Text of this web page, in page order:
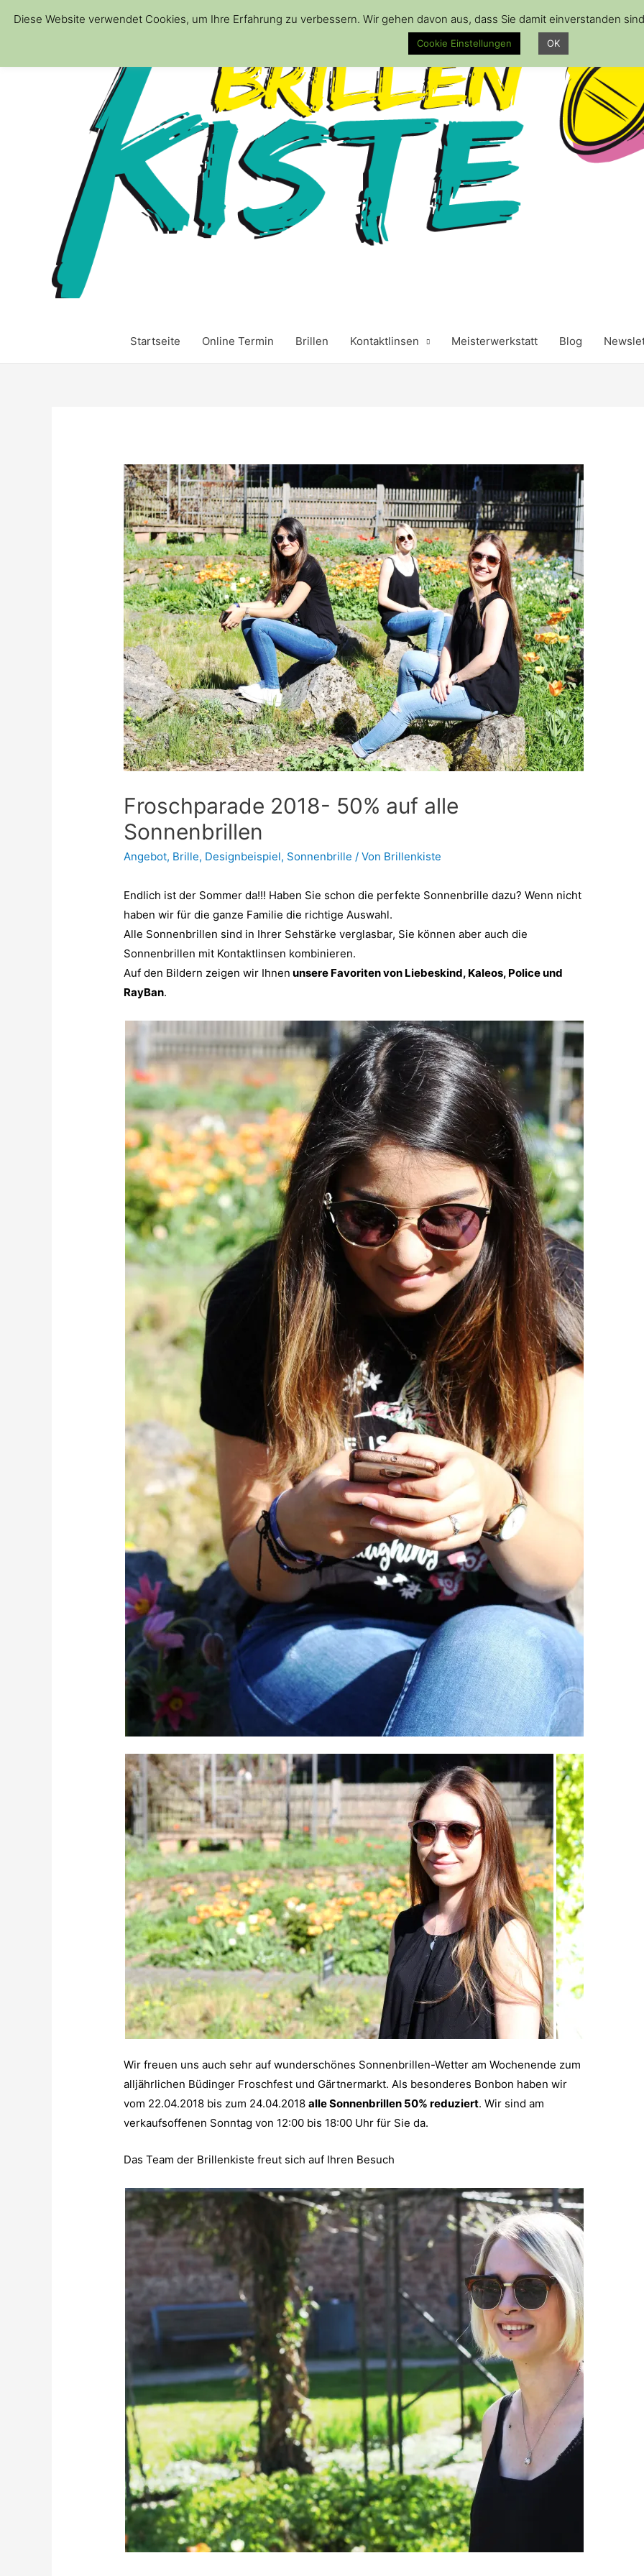
Startseite Online Termin Brillen Kontaktlinsen Meisterwerkstatt Blog
Froschparade 2018- 50% auf alle
Sonnenbrillen
Angebot, Brille, Designbeispiel, Sonnenbrille / Von Brillenkiste
Endlich ist der Sommer da!!! Haben Sie schon die perfekte Sonnenbrille dazu? Wenn nicht
haben wir für die ganze Familie die richtige Auswahl.
Alle Sonnenbrillen sind in Ihrer Sehstärke verglasbar, Sie können aber auch die
Sonnenbrillen mit Kontaktlinsen kombinieren.
Auf den Bildern zeigen wir Ihnen unsere Favoriten von Liebeskind, Kaleos, Police und
RayBan.
Wir freuen uns auch sehr auf wunderschönes Sonnenbrillen-Wetter am Wochenende zum
alljährlichen Büdinger Froschfest und Gärtnermarkt. Als besonderes Bonbon haben wir
vom 22.04.2018 bis zum 24.04.2018alle Sonnenbrillen 50% reduziert. Wir sind am
verkaufsoffenen Sonntag von 12:00 bis 18:00 Uhr für Sie da.
Das Team der Brillenkiste freut sich auf Ihren Besuch
Diese Website verwendet Cookies, um Ihre Erfahrung zu verbessern. Wir gehen davon aus, dass Sie damit einverstanden
Cookie Einstellungen OK